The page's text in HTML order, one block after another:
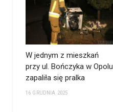
W jednym z mieszkań
przy ul. Bończyka w Opolu
zapaliła się pralka
16 GRUDNIA 2025